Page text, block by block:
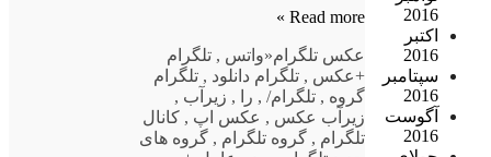
2016
اکتبر
2016
سپتامبر
2016
آگوست
2016
Read more »
عکس تلگرام«واتس , تلگرام
+عکس , تلگرام دانلود , تلگرام
گروه , تلگرام/, را , زیرآب ,
زیرآب عکس , عکس اپ , کانال
تلگرام , گروه تلگرام , گروه های